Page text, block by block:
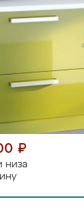
₽
низа